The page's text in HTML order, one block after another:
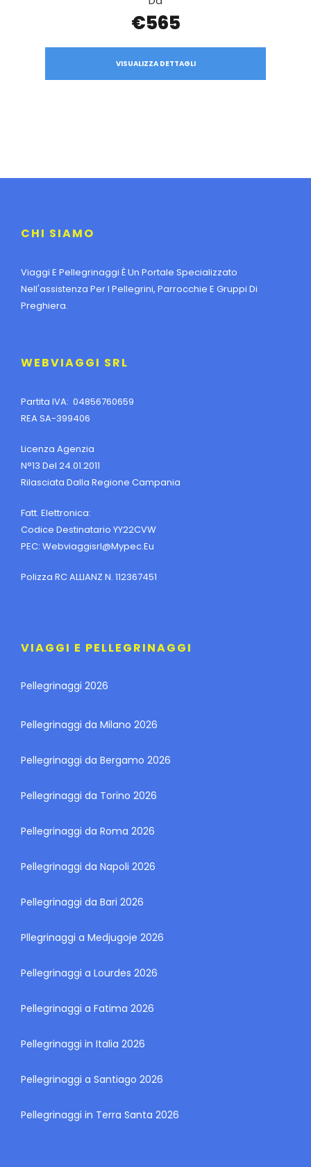
€565
VISUALIZZA DETTAGLI
CHI SIAMO
Viaggi E Pellegrinaggi È Un Portale Specializzato
Nell'assistenza Per I Pellegrini, Parrocchie E Gruppi Di
Preghiera.
WEBVIAGGI SRL
Partita IVA: 04856760659
REA SA-399406
Licenza Agenzia
N°13 Del 24.01.2011
Rilasciata Dalla Regione Campania
Fatt. Elettronica:
Codice Destinatario YY22CVW
PEC: Webviaggisrl@mypec.eu
Polizza RC ALLIANZ N. 112367451
VIAGGI E PELLEGRINAGGI
Pellegrinaggi 2026
Pellegrinaggi da Milano 2026
Pellegrinaggi da Bergamo 2026
Pellegrinaggi da Torino 2026
Pellegrinaggi da Roma 2026
Pellegrinaggi da Napoli 2026
Pellegrinaggi da Bari 2026
Pllegrinaggi a Medjugoje 2026
Pellegrinaggi a Lourdes 2026
Pellegrinaggi a Fatima 2026
Pellegrinaggi in Italia 2026
Pellegrinaggi a Santiago 2026
Pellegrinaggi in Terra Santa 2026